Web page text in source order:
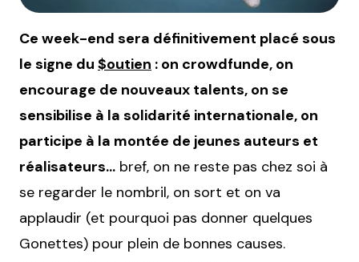
Ce week-end sera définitivement placé sous
le signe du $outien : on crowdfunde, on
encourage de nouveaux talents, on se
sensibilise à la solidarité internationale, on
participe à la montée de jeunes auteurs et
réalisateurs… bref, on ne reste pas chez soi à
se regarder le nombril, on sort et on va
applaudir (et pourquoi pas donner quelques
Gonettes) pour plein de bonnes causes.